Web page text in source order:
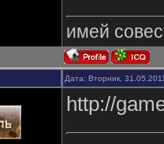
имей
Дата: Вторник,
http://